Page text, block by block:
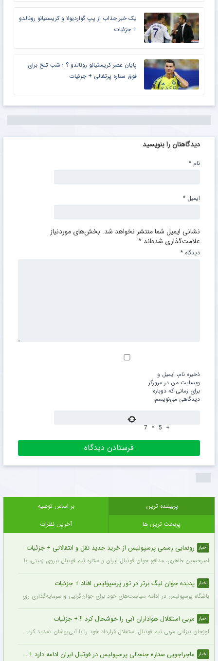
یک خبر جذاب از پپ گواردیولا و کریستیانو رونالدو
+ جزئیات
پایان عصر کریستیانو رونالدو ؟ ؛ شب تلخ برای
فوق ستاره پرتغالی + جزئیات
دیدگاهتان را بنویسید
نشانی ایمیل شما منتشر نخواهد شد. بخش‌های موردنیاز
علامت‌گذاری شده‌اند *
دیدگاه *
نام *
ایمیل *
ذخیره نام، ایمیل و
وبسایت من در مرورگر
برای زمانی که دوباره
دیدگاهی می‌نویسم.
+
5
=
7
پربیننده ترین
بر اساس توصیه
پربحث ترین ها
آخرین نظرات
اخبار رونمایی رسمی پرسپولیس از خرید جدید نقل و انتقالاتی + جزئیات
امیرحسین طاهری، مدافع جوان فوتبال ایران و ستاره تیم فوتبال نیروی زمینی، با
اخبار پدیده جوان لیگ برتر در تور پرسپولیس افتاد + جزئیات
باشگاه پرسپولیس در ادامه سیاست‌های خود برای جوان‌گرایی و سرمایه‌گذاری روی استعدادهای آینده فوتبال
اخبار مربی استقلال هواداران آبی را خوشحال کرد !! + جزئیات
اوزجان بیزاتی مربی تیم فوتبال استقلال قرارداد خود را با آبی‌پوشان تمدید کرد.
اخبار ماجراجویی ستاره جنجالی پرسپولیس در فوتبال ایران ادامه دارد + جزئیات